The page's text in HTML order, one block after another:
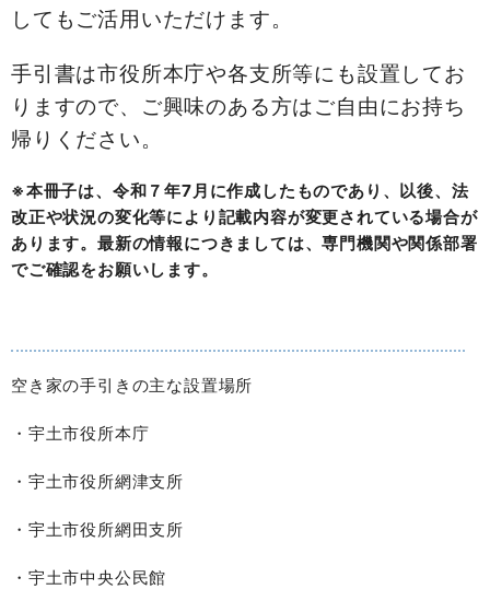
してもご活用いただけます。
手引書は市役所本庁や各支所等にも設置してお
りますので、ご興味のある方はご自由にお持ち
帰りください。
※本冊子は、令和７年7月に作成したものであり、以後、法
改正や状況の変化等により記載内容が変更されている場合が
あります。最新の情報につきましては、専門機関や関係部署
でご確認をお願いします。
空き家の手引きの主な設置場所
・宇土市役所本庁
・宇土市役所網津支所
・宇土市役所網田支所
・宇土市中央公民館